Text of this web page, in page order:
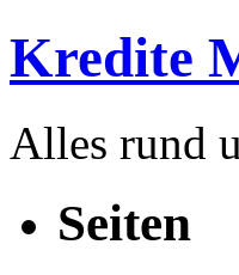
Kredite
Alles rund
Seiten